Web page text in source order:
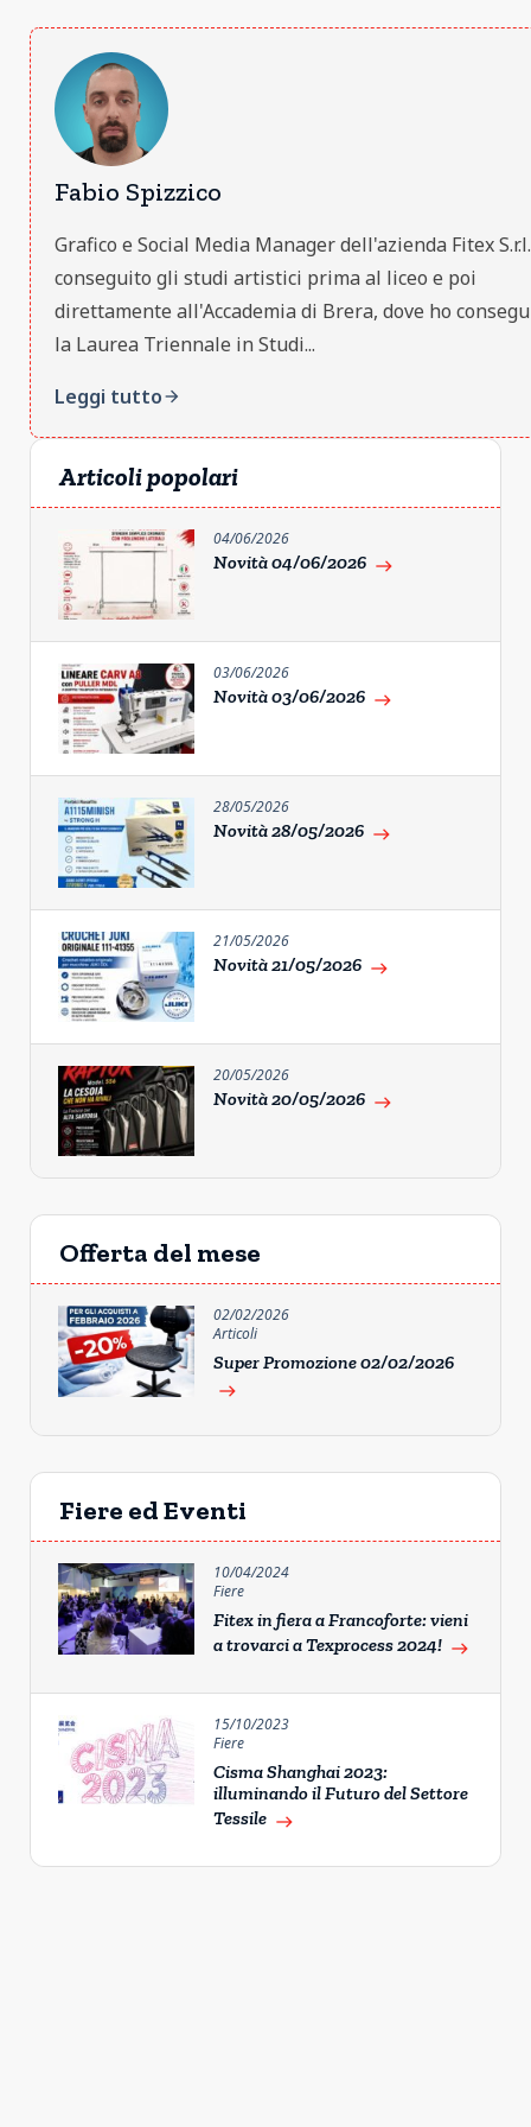
Fabio Spizzico
Grafico e Social Media Manager dell'azienda Fitex
conseguito gli studi artistici prima al liceo e poi
direttamente all'Accademia di Brera, dove ho
la Laurea Triennale in Studi...
Leggi tuttoarrow_forward
Articoli popolari
04/06/2026
Novità 04/06/2026 east
03/06/2026
Novità 03/06/2026 east
28/05/2026
Novità 28/05/2026 east
21/05/2026
Novità 21/05/2026 east
20/05/2026
Novità 20/05/2026 east
Offerta del mese
02/02/2026
Articoli
Super Promozione 02/02/2026
east
Fiere ed Eventi
10/04/2024
Fiere
Fitex in fiera a Francoforte: vieni
a trovarci a Texprocess 2024! east
15/10/2023
Fiere
Cisma Shanghai 2023:
illuminando il Futuro del Settore
Tessile east